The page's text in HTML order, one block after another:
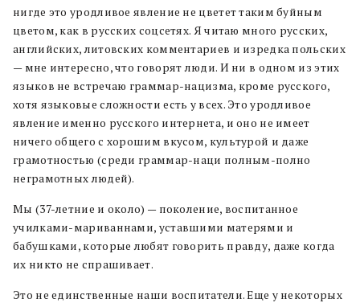
нигде это уродливое явление не цветет таким буйным
цветом, как в русских соцсетях. Я читаю много русских,
английских, литовских комментариев и изредка польских
— мне интересно, что говорят люди. И ни в одном из этих
языков не встречаю граммар-нацизма, кроме русского,
хотя языковые сложности есть у всех. Это уродливое
явление именно русского интернета, и оно не имеет
ничего общего с хорошим вкусом, культурой и даже
грамотностью (среди граммар-наци полным-полно
неграмотных людей).
Мы (37-летние и около) — поколение, воспитанное
училками-мариваннами, уставшими матерями и
бабушками, которые любят говорить правду, даже когда
их никто не спрашивает.
Это не единственные наши воспитатели. Еще у некоторых